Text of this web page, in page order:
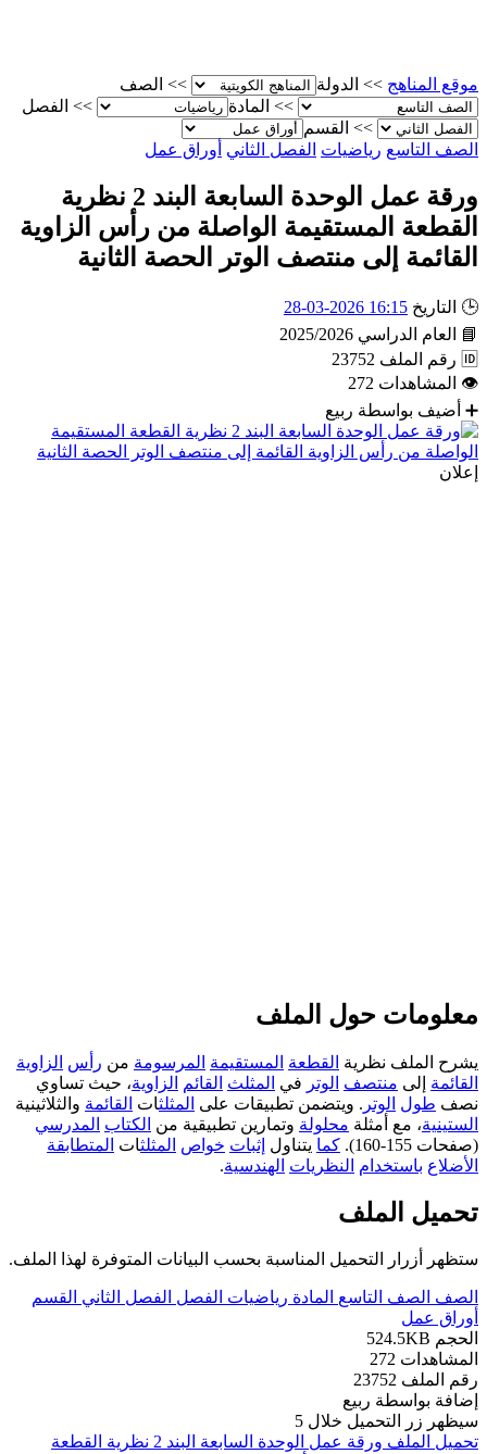
موقع المناهج >> الدولة >>
الصف
>>
المادة >>
الفصل
>>
القسم
الصف التاسع رياضيات الفصل الثاني أوراق عمل
ورقة عمل الوحدة السابعة البند 2 نظرية
القطعة المستقيمة الواصلة من رأس الزاوية
القائمة إلى منتصف الوتر الحصة الثانية
🕒 التاريخ 16:15 2026-03-28
📘
العام الدراسي 2025/2026
🆔 رقم الملف 23752
👁
المشاهدات 272
➕
أضيف بواسطة ربيع
إعلان
معلومات حول الملف
يشرح الملف نظرية القطعة المستقيمة المرسومةمن رأس
الزاوية
القائمةإلى منتصف الوتر في المثلث القائم الزاوية، حيث تساوي
نصف طول الوتر . ويتضمن تطبيقات على المثلثات القائمةوالثلاثينية
الستينية، مع أمثلة محلولةوتمارين تطبيقية من الكتاب
المدرسي
(صفحات 155-160).
كمايتناول إثبات خواص المثلثات المتطابقة
الأضلاع باستخدام النظريات الهندسية.
تحميل الملف
ستظهر أزرار التحميل المناسبة بحسب البيانات المتوفرة لهذا الملف.
الصف الصف التاسع المادة رياضيات الفصل الفصل الثاني
القسم
أوراق عمل
الحجم 524.5KB
المشاهدات 272
رقم الملف 23752
إضافة بواسطة ربيع
سيظهر زر التحميل خلال 5
تحميل الملف
ورقة عمل الوحدة السابعة البند 2 نظرية القطعة